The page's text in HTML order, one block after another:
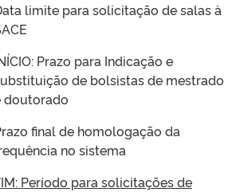
limite para solicitação de salas à
Prazo para Indicação e
de bolsistas de mestrado
doutorado
final de homologação da
no sistema
Período para solicitações de